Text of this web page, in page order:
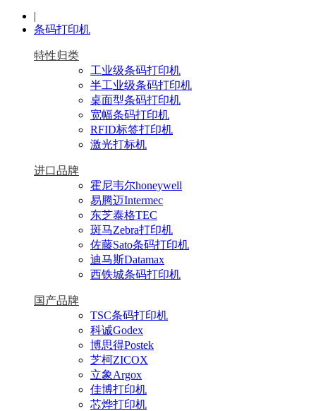
|
条码打印机
特性归类
工业级条码打印机
半工业级条码打印机
桌面型条码打印机
宽幅条码打印机
RFID标签打印机
激光打标机
进口品牌
霍尼韦尔honeywell
易腾迈Intermec
东芝泰格TEC
斑马Zebra打印机
佐藤Sato条码打印机
迪马斯Datamax
西铁城条码打印机
国产品牌
TSC条码打印机
科诚Godex
博思得Postek
芝柯ZICOX
立象Argox
佳博打印机
芯烨打印机